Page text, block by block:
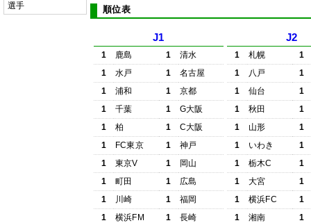
選手
順位表
J1
1 鹿島 1
清水
1
水戸 1
名古屋
1
浦和 1
京都
1
千葉 1
G大阪
1
柏 1
C大阪
1
FC東京 1
神戸
1
東京V 1
岡山
1
町田 1
広島
1
川崎 1
福岡
1
横浜FM 1 長崎
J2
1 札幌
1
1
八戸
1
1
仙台
1
1
秋田
1
1
山形
1
1
いわき
1
1
栃木C
1
1
大宮
1
1
横浜FC
1
1
湘南 1